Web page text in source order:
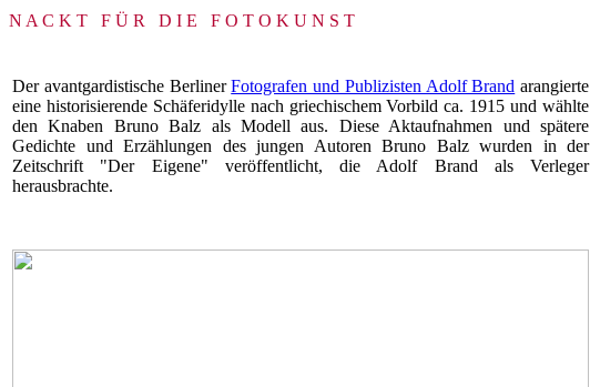
N A C K T F Ü R D I E F O T O K U N S T
Der avantgardistische BerlinerFotografen und Publizisten Adolf Brand arangierte
eine historisierende Schäferidylle nach griechischem Vorbild ca. 1915 und wählte
den Knaben Bruno Balz als Modell aus. Diese Aktaufnahmen und spätere
Gedichte und Erzählungen des jungen Autoren Bruno Balz wurden in der
Zeitschrift "Der Eigene" veröffentlicht, die Adolf Brand als Verleger
herausbrachte.